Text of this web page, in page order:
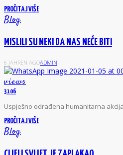
PROČITAJ VIŠE
Blog
MISLILI SU NEKI DA NAS NEĆE BITI
6 JAHREN AGOADMIN
views
3106
Uspješno odrađena humanitarna
PROČITAJ VIŠE
Blog